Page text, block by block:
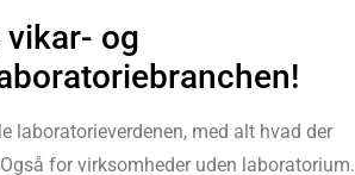
og
laboratorieverdenen, med alt hvad der
for virksomheder uden laboratorium.